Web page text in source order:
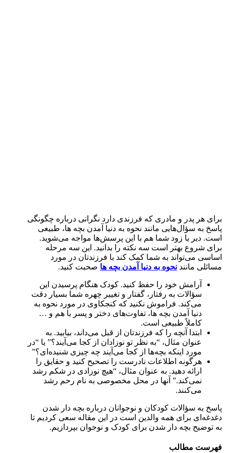
برای هر پدر و مادری که فرزندی دارد نگرانی درباره چگونگی
پاسخ به سؤال‌هایی مانند نحوه به دنیا آمدن بچه ها، طبیعی
است. دیر یا زود شما هم با این پرسش‌ها مواجه می‌شوید.
برای شروع بهتر است سه نکته را بدانید. این سه مرحله
اساسی می‌تواند به شما کمک کند با فرزندتان در مورد
مسائلی مانند نحوه به دنیا آمدن بچه ها صحبت کنید.
آرامش خود را حفظ کنید. کودک هنگام پرسیدن این
سؤالات به رفتار، گفتار و تغییر چهره شما بسیار دقت
می‌کند. فراموش نکنید که کنجکاوی در مورد نحوه به
دنیا آمدن بچه ها، تفاوت‌های دختر و پسر با هم و …
کاملاً طبیعی است.
ابتدا آنچه را که فرزندتان از قبل می‌داند، بیابید. به
عنوان مثال، “به نظر تو نوزادان از کجا می‌آیند؟” یا “در
مورد اینکه بچه‌ها از کجا می‌آیند چه چیزی شنیده‌ای؟”
هرگونه اطلاعات نادرست را تصحیح کنید و حقایق را
ارائه دهید. به عنوان مثال، “هیچ نوزادی در شکم رشد
نمی‌کند.” آنها در محل مخصوصی به نام رحم رشد
می‌کنند.
پاسخ به سؤالات کودکان و نوجوانان درباره بچه‌ دار شدن
دغدغه‌ای برای همه والدین است در این مقاله سعی کردیم تا
به توضیح بچه دار شدن برای کودک و نوجوان بپردازیم.
فهرست مطالب